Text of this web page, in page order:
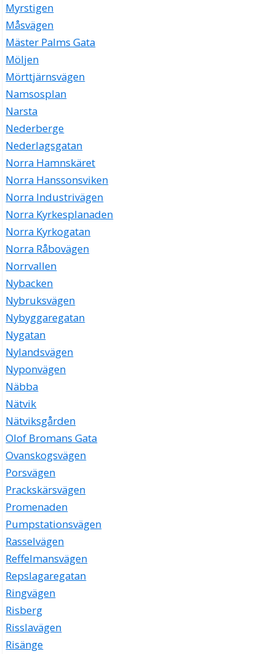
Myrstigen
Måsvägen
Mäster Palms Gata
Möljen
Mörttjärnsvägen
Namsosplan
Narsta
Nederberge
Nederlagsgatan
Norra Hamnskäret
Norra Hanssonsviken
Norra Industrivägen
Norra Kyrkesplanaden
Norra Kyrkogatan
Norra Råbovägen
Norrvallen
Nybacken
Nybruksvägen
Nybyggaregatan
Nygatan
Nylandsvägen
Nyponvägen
Näbba
Nätvik
Nätviksgården
Olof Bromans Gata
Ovanskogsvägen
Porsvägen
Prackskärsvägen
Promenaden
Pumpstationsvägen
Rasselvägen
Reffelmansvägen
Repslagaregatan
Ringvägen
Risberg
Risslavägen
Risänge